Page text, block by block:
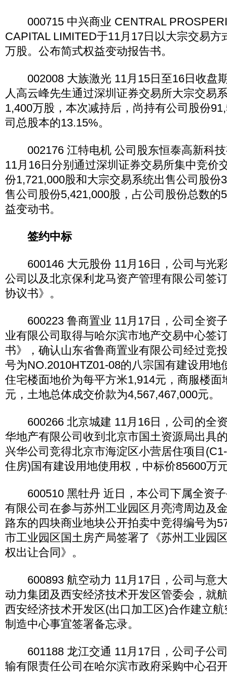
000715 中兴商业 CENTRAL
CAPITAL LIMITED于11月17日以大宗交易方
万股。公布简式权益变动报告书。
002008 大族激光 11月15日至16日收盘
人高云峰先生通过深圳证券交易所大宗交易
1,400万股，本次减持后，尚持有公司股份
司总股本的13.15%。
002176 江特电机 公司股东恒泰高新科技
11月16日分别通过深圳证券交易所集中竞价
份1,721,000股和大宗交易系统出售公司股份
售公司股份5,421,000股，占公司股份总数的
益变动书。
签约中标
600146 大元股份 11月16日，公司与光
公司以及北京保利龙马资产管理有限公司签
协议书》。
600223 鲁商置业 11月17日，公司全资
业有限公司取得与哈尔滨市地产交易中心签
书》，确认山东省鲁商置业有限公司经过竞
号为NO.2010HTZ01-08的八宗国有建设用地
住宅楼面地价为每平方米1,914元，商服楼面
元，土地总体成交价款为4,567,467,000元。
600266 北京城建 11月16日，公司的全
华地产有限公司收到北京市国土资源局出具
兴华公司竞得北京市海淀区小营居住项目
住房)国有建设用地使用权，中标价85600万
600510 黑牡丹 近日，本公司下属全资子
有限公司在参与苏州工业园区月亮湾周边及
路东的四块商业地块公开拍卖中竞得编号为
市工业园区国土房产局签署了《苏州工业园
权出让合同》。
600893 航空动力 11月17日，公司与意
动力集团及西安经济技术开发区管委会，就
西安经济技术开发区(出口加工区)合作建立
制造中心事宜签署备忘录。
601188 龙江交通 11月17日，公司子公
输有限责任公司在哈尔滨市政府采购中心召